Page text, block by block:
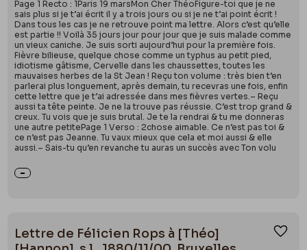
Page 1 Recto : 1Paris 19 marsMon Cher ThéoFigure-toi que je ne
sais plus si je t’ai écrit il y a trois jours ou si je ne t’ai point écrit !
Dans tous les cas je ne retrouve point ma lettre. Alors c’est qu’elle
est partie !! Voilà 35 jours jour pour jour que je suis malade comme
un vieux caniche. Je suis sorti aujourd’hui pour la première fois.
Fièvre bilieuse, quelque chose comme un typhus au petit pied,
idiotisme gâtisme, Cervelle dans les chaussettes, toutes les
mauvaises herbes de la St Jean ! Reçu ton volume : très bien t’en
parlerai plus longuement, après demain, tu recevras une fois, enfin
cette lettre que je t’ai adressée dans mes fièvres vertes.– Reçu
aussi ta tête peinte. Je ne la trouve pas réussie. C’est trop grand &
creux. Tu vois que je suis brutal. Je te la rendrai & tu me donneras
une autre petitePage 1 Verso : 2chose aimable. Ce n’est pas toi &
ce n’est pas Jeanne. Tu vaux mieux que cela et moi aussi & elle
aussi.– Sais-tu qu’en revanche tu auras un succès avec Ton volu
Lettre de Félicien Rops à [Théo]